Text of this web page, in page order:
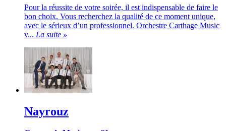
Pour la réussite de votre soirée, il est indispensable de faire le
bon choix. Vous recherchez la qualité de ce moment unique,
avec le sérieux d’un professionnel. Orchestre Carthage Music
v... La suite »
Nayrouz